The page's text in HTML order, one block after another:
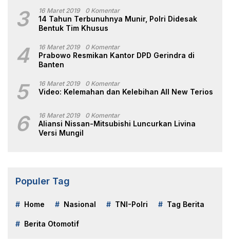
3 16 Maret 2019 0 Komentar
14 Tahun Terbunuhnya Munir, Polri Didesak
Bentuk Tim Khusus
4 16 Maret 2019 0 Komentar
Prabowo Resmikan Kantor DPD Gerindra di
Banten
5 16 Maret 2019 0 Komentar
Video: Kelemahan dan Kelebihan All New Terios
6 16 Maret 2019 0 Komentar
Aliansi Nissan-Mitsubishi Luncurkan Livina
Versi Mungil
Populer Tag
Home Nasional TNI-Polri Tag Berita
Berita Otomotif